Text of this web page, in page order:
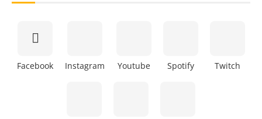
Facebook Instagram Youtube Spotify Twitch